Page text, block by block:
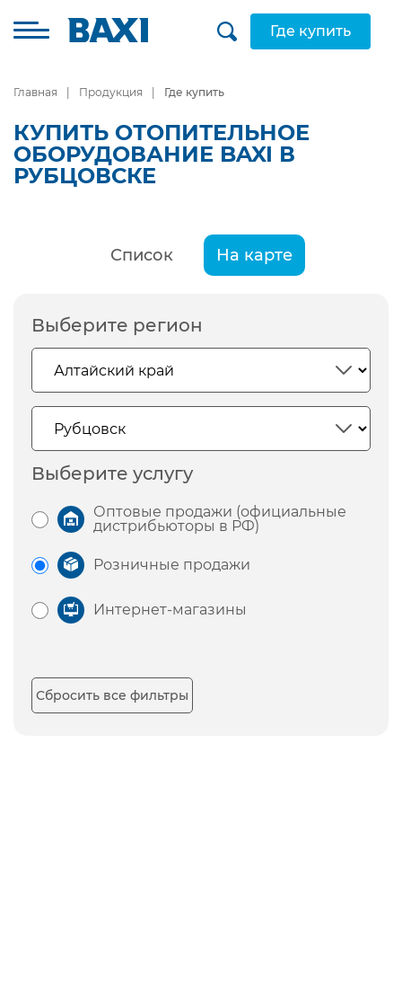
Где купить
Главная Продукция Где купить
КУПИТЬ ОТОПИТЕЛЬНОЕ
ОБОРУДОВАНИЕ BAXI В
РУБЦОВСКЕ
Список На карте
Выберите регион
Выберите услугу
Оптовые продажи (официальные
дистрибьюторы в РФ)
Розничные продажи
Интернет-магазины
Сбросить все фильтры